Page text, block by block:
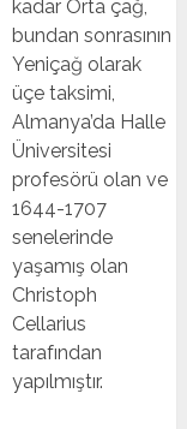
kadar Orta çağ,
bundan sonrasının
Yeniçağ olarak
üçe taksimi,
Almanya’da Halle
Üniversitesi
profesörü olan ve
1644-1707
senelerinde
yaşamış olan
Christoph
Cellarius
tarafından
yapılmıştır.